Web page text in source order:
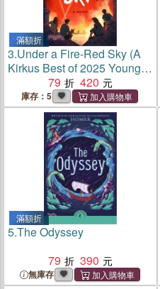
滿額折
3.Under a Fire-Red Sky (A
Kirkus Best of 2025 Young
Adult Book)(美國版)
79 420
庫存：5
滿額折
5.The Odyssey
79
390
無庫存